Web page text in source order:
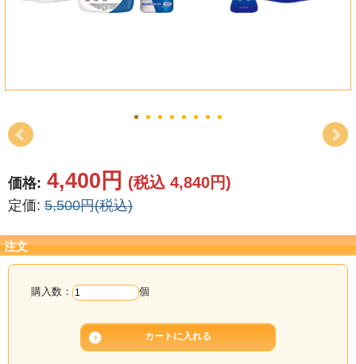
カタログ
価格: 4,400円 (税込 4,840円)
定価: 5,500円(税込)
注文
購入数： 個